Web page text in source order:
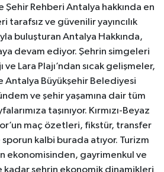
Şehir Rehberi Antalya hakkında en
tarafsız ve güvenilir yayıncılık
buluşturan Antalya Hakkında,
devam ediyor. Şehrin simgeleri
ve Lara Plajı’ndan sıcak gelişmeler,
Antalya Büyükşehir Belediyesi
ve şehir yaşamına dair tüm
taşınıyor. Kırmızı-Beyaz
maç özetleri, fikstür, transfer
kalbi burada atıyor. Turizm
ekonomisinden, gayrimenkul ve